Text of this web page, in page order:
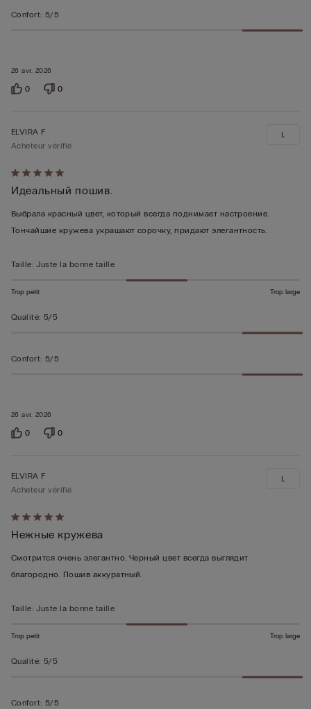
26 avr. 2026
Confort: 5/5
0 0
Évalué
5sur 5
26 avr. 2026
ELVIRA F
Acheteur vérifié
Идеальный пошив.
Выбрала красный цвет, который всегда поднимает настроение.
Тончайшие кружева украшают сорочку, придают элегантность.
L
Taille: Juste la bonne taille
Trop petit Trop large
Qualité: 5/5
Confort: 5/5
0 0
Évalué
5sur 5
ELVIRA F
Acheteur vérifié
Нежные кружева
Смотрится очень элегантно. Черный цвет всегда выглядит
благородно. Пошив аккуратный.
L
Taille: Juste la bonne taille
Trop petit Trop large
Qualité: 5/5
Confort: 5/5